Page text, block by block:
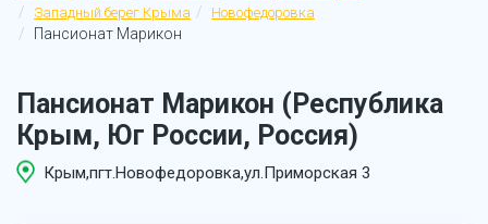
Западный берег Крыма
Новофедоровка
Пансионат Марикон
Пансионат Марикон (Республика
Крым, Юг России, Россия)
Крым,пгт.Новофедоровка,ул.Приморская 3